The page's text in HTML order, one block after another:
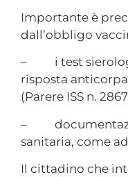
Importante è
dall’obbligo
– i test
risposta
(Parere ISS n.
–
sanitaria, come
Il cittadino che